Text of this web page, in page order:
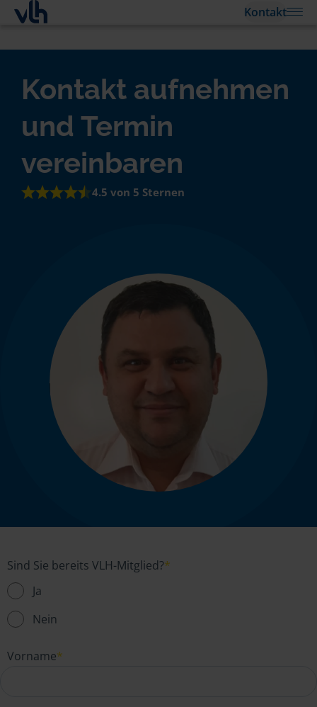
Kontakt
Kontakt aufnehmen
und Termin
vereinbaren
4.5 von 5 Sternen
Sind Sie bereits VLH-Mitglied?*
Ja
Nein
Vorname*